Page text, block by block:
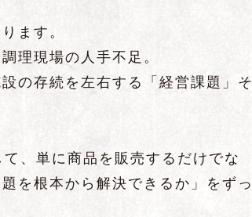
ます。
理現場の人手不足。
の存続を左右する「経営課題」そ
、単に商品を販売するだけでな
を根本から解決できるか」をずっ